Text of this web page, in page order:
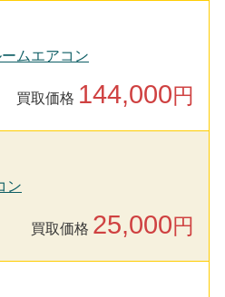
ムエアコン
買取価格 144,000円
ン
買取価格 25,000円